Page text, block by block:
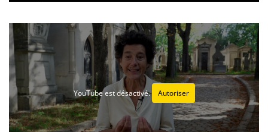
YouTube est désactivé. Autoriser